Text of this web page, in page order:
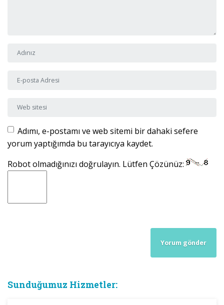
Adı ve Soyadı
E-posta Adresi
Web sitesi
Adımı, e-postamı ve web sitemi bir dahaki sefere
yorum yaptığımda bu tarayıcıya kaydet.
Robot olmadığınızı doğrulayın. Lütfen Çözünüz:
Sunduğumuz Hizmetler: